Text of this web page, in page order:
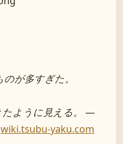
が多すぎた。
ように見える。
—
wiki.tsubu-yaku.com